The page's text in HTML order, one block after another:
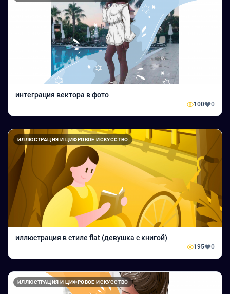
интеграция вектора в фото
100 0
ИЛЛЮСТРАЦИЯ И ЦИФРОВОЕ ИСКУССТВО
иллюстрация в стиле flat (девушка с книгой)
195 0
ИЛЛЮСТРАЦИЯ И ЦИФРОВОЕ ИСКУССТВО